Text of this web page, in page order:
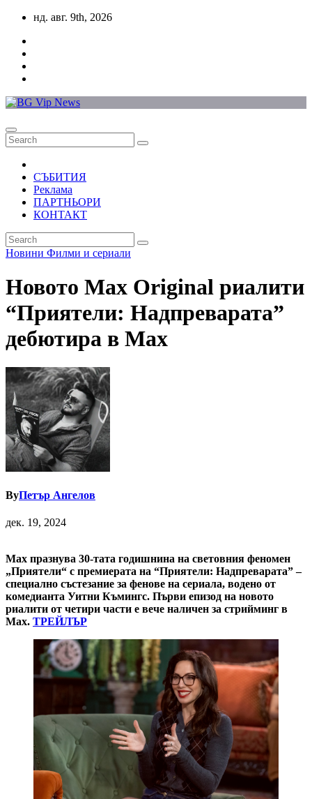
Skip
content
нд. авг. 9th, 2026
СЪБИТИЯ
Реклама
ПАРТНЬОРИ
КОНТАКТ
Новини Филми и сериали
Новото Max Original риалити
“Приятели: Надпреварата”
дебютира в Max
ByПетър Ангелов
дек. 19, 2024
Max празнува 30-тата годишнина на световния феномен
„Приятели“ с премиерата на “Приятели: Надпреварата” –
специално състезание за фенове на сериала, водено от
комедианта Уитни Къмингс. Първи епизод на новото
риалити от четири части е вече наличен за стрийминг в
Max. ТРЕЙЛЪР